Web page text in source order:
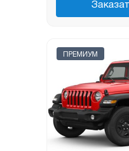
ПРЕМИУМ